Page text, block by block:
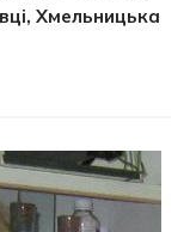
Хмельницька